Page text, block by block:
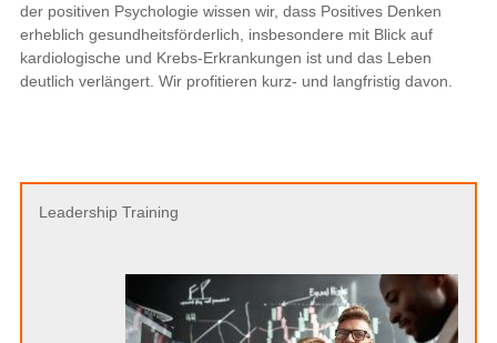
der positiven Psychologie wissen wir, dass Positives Denken
erheblich gesundheitsförderlich, insbesondere mit Blick auf
kardiologische und Krebs-Erkrankungen ist und das Leben
deutlich verlängert. Wir profitieren kurz- und langfristig davon.
Leadership Training